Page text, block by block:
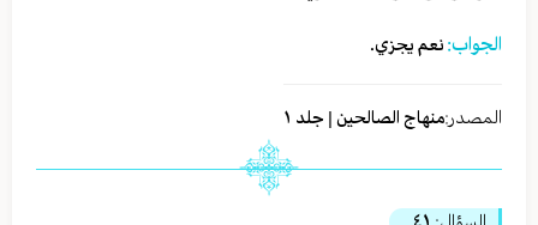
الجواب: نعم يجزي.
المصدر:منهاج الصالحين | جلد ١